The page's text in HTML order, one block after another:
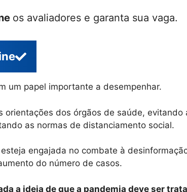
os avaliadores e garanta sua vaga.
um papel importante a desempenhar.
orientações dos órgãos de saúde, evitando
as normas de distanciamento social.
engajada no combate à
do número de casos.
a ideia de que a pandemia deve ser